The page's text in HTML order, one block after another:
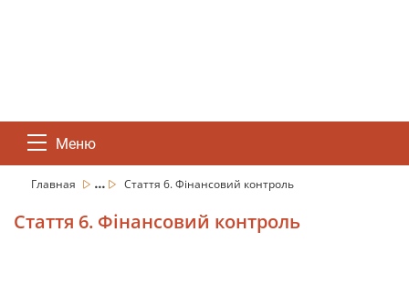
Меню
Главная ... Стаття 6. Фінансовий контроль
Стаття 6. Фінансовий контроль